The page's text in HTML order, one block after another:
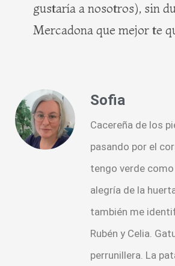
gustaría a nosotros), sin
Mercadona que mejor te
Sofia
Cacereña de los
pasando por el
tengo verde como
alegría de la
también me
Rubén y Celia.
perrunillera. La